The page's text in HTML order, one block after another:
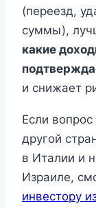
(переезд,
суммы),
какие
и снижает
Если
другой
в Италии и
Израиле,
инвестору